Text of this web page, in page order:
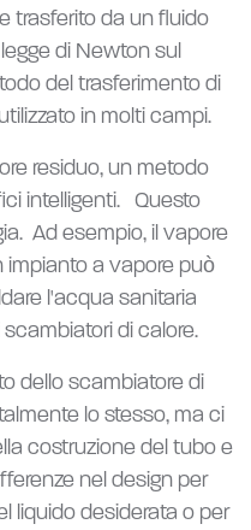
trasferito da un fluido
di Newton sul
del trasferimento di
in molti campi.
residuo, un metodo
intelligenti. Questo
Ad esempio, il vapore
impianto a vapore può
l'acqua sanitaria
di calore.
dello scambiatore di
lo stesso, ma ci
costruzione del tubo e
nel design per
liquido desiderata o per